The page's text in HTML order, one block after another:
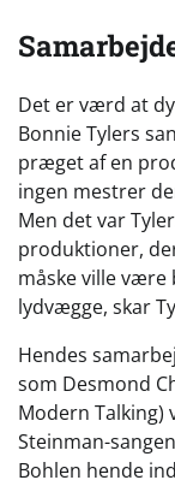
Det er værd at
Bonnie Tylers
præget af en
ingen mestrer
Men det var
produktioner,
måske ville være
lydvægge, skar
Hendes
som Desmond
Modern Talking)
Steinman-
Bohlen hende